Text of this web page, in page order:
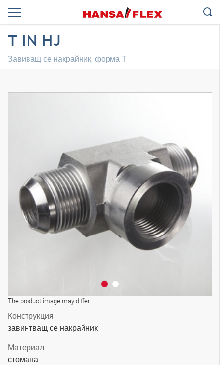
T IN HJ
Завиващ се накрайник, форма Т
The product image may differ
Конструкция
завинтващ се накрайник
Материал
стомана